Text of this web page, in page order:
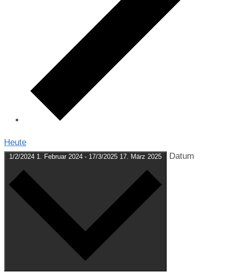
Heute
1/2/2024 1. Februar 2024 - 17/3/2025 17. März 2025 Datum